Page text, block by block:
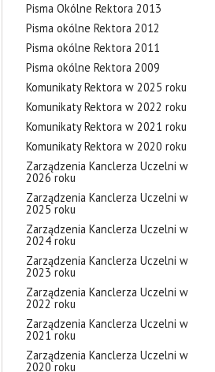
Pisma Okólne Rektora 2013
Pisma okólne Rektora 2012
Pisma okólne Rektora 2011
Pisma okólne Rektora 2009
Komunikaty Rektora w 2025 roku
Komunikaty Rektora w 2022 roku
Komunikaty Rektora w 2021 roku
Komunikaty Rektora w 2020 roku
Zarządzenia Kanclerza Uczelni w
2026 roku
Zarządzenia Kanclerza Uczelni w
2025 roku
Zarządzenia Kanclerza Uczelni w
2024 roku
Zarządzenia Kanclerza Uczelni w
2023 roku
Zarządzenia Kanclerza Uczelni w
2022 roku
Zarządzenia Kanclerza Uczelni w
2021 roku
Zarządzenia Kanclerza Uczelni w
2020 roku